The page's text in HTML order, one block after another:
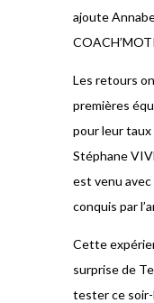
ajoute
Les retours
premières
pour leur taux
Stéphane
est venu avec
conquis par
Cette
surprise de
tester ce soir-